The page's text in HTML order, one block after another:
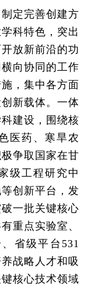
定完善创建方
科特色，突出
放新前沿的功
向协同的工作
，集中各方面
新载体。一体
建设，围绕核
医药、寒旱农
争取国家在甘
级工程研究中
创新平台，发
一批关键核心
重点实验室、
省级平台531
战略人才和吸
核心技术领域